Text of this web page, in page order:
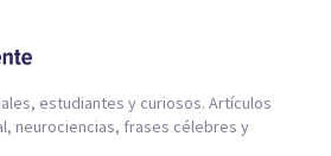
estudiantes y curiosos. Artículos
neurociencias, frases célebres y